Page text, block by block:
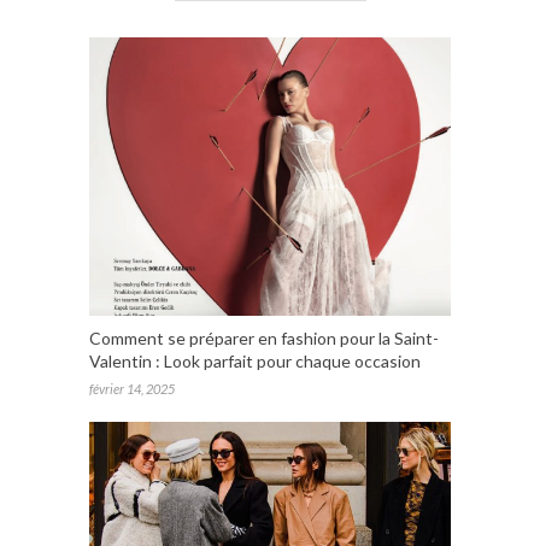
Comment se préparer en fashion pour la Saint-
Valentin : Look parfait pour chaque occasion
février 14, 2025